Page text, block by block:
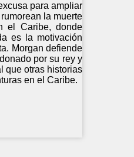
para ampliar
la muerte
el Caribe, donde
es la motivación
Morgan defiende
por su rey y
que otras historias
en el Caribe.